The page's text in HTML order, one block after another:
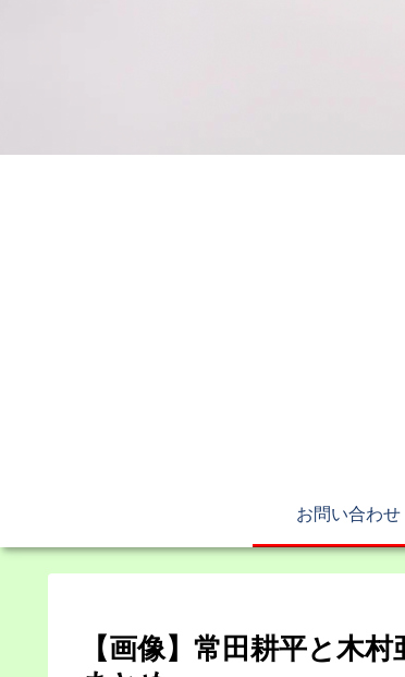
お問い合わせ
【画像】常田耕平と木